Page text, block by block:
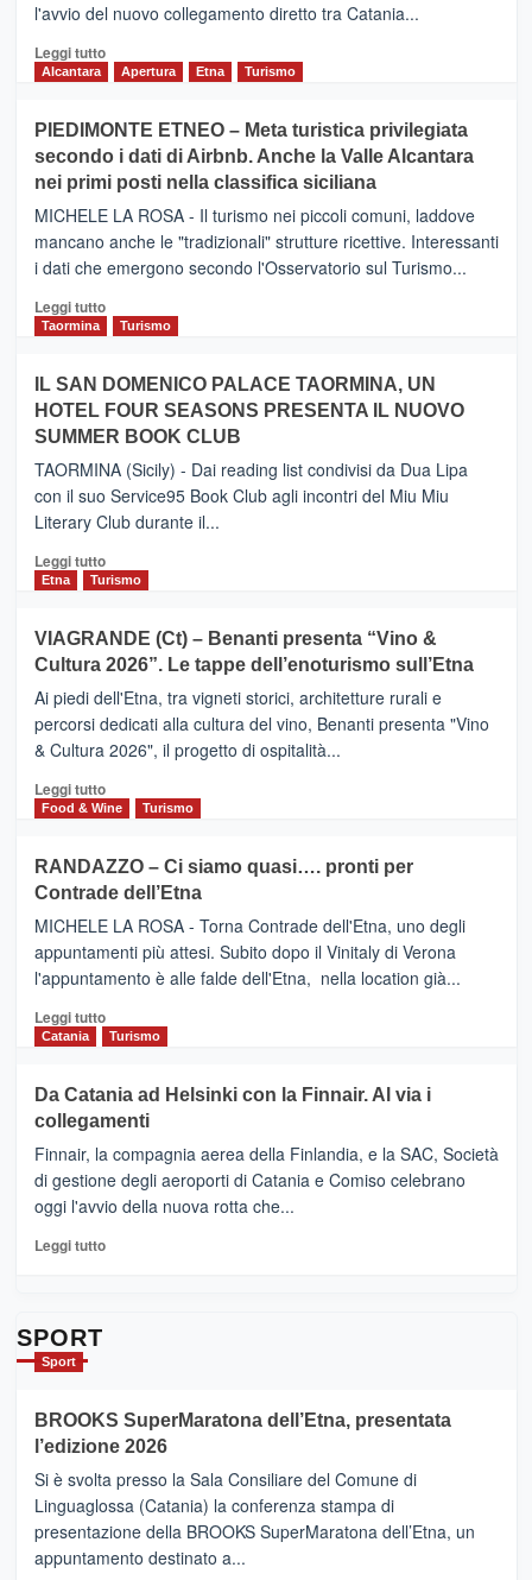
l'avvio del nuovo collegamento diretto tra Catania...
Leggi tuttoLeggi
CATANIA
–
Inaugurato
il
nuovo
collegamento
tra
e
Zanzibar
da
Neos
Alcantara Apertura Etna Turismo
PIEDIMONTE ETNEO – Meta turistica privilegiata
secondo i dati di Airbnb. Anche la Valle Alcantara
nei primi posti nella classifica siciliana
MICHELE LA ROSA - Il turismo nei piccoli comuni, laddove
mancano anche le "tradizionali" strutture ricettive. Interessanti
i dati che emergono secondo l'Osservatorio sul Turismo...
Leggi tuttoLeggi
PIEDIMONTE
ETNEO
–
Meta
turistica
privilegiata
secondo
dati
di
Anche
la
Alcantara
nei
primi
nella
classifica
Taormina Turismo
IL SAN DOMENICO PALACE TAORMINA, UN
HOTEL FOUR SEASONS PRESENTA IL NUOVO
SUMMER BOOK CLUB
TAORMINA (Sicily) - Dai reading list condivisi da Dua Lipa
con il suo Service95 Book Club agli incontri del Miu Miu
Literary Club durante il...
Leggi tuttoLeggi
di
IL
SAN
DOMENICO
PALACE
TAORMINA,
UN
HOTEL
FOUR
IL
NUOVO
SUMMER
CLUB
Etna Turismo
VIAGRANDE (Ct) – Benanti presenta “Vino &
Cultura 2026”. Le tappe dell’enoturismo sull’Etna
Ai piedi dell'Etna, tra vigneti storici, architetture rurali e
percorsi dedicati alla cultura del vino, Benanti presenta "Vino
& Cultura 2026", il progetto di ospitalità...
Leggi tuttoLeggi
di
VIAGRANDE
(Ct)
–
Benanti
presenta
“Vino
&
Cultura
tappe
dell’enoturismo
Food & Wine Turismo
RANDAZZO – Ci siamo quasi…. pronti per
Contrade dell’Etna
MICHELE LA ROSA - Torna Contrade dell'Etna, uno degli
appuntamenti più attesi. Subito dopo il Vinitaly di Verona
l'appuntamento è alle falde dell'Etna, nella location già...
Leggi tuttoLeggi
di
RANDAZZO
–
Ci
siamo
quasi….
pronti
per
Catania Turismo
Da Catania ad Helsinki con la Finnair. Al via i
collegamenti
Finnair, la compagnia aerea della Finlandia, e la SAC, Società
di gestione degli aeroporti di Catania e Comiso celebrano
oggi l'avvio della nuova rotta che...
Leggi tuttoLeggi
con
la
Al
via
i
collegamenti
SPORT
Sport
BROOKS SuperMaratona dell’Etna, presentata
l’edizione 2026
Si è svolta presso la Sala Consiliare del Comune di
Linguaglossa (Catania) la conferenza stampa di
presentazione della BROOKS SuperMaratona dell’Etna, un
appuntamento destinato a...